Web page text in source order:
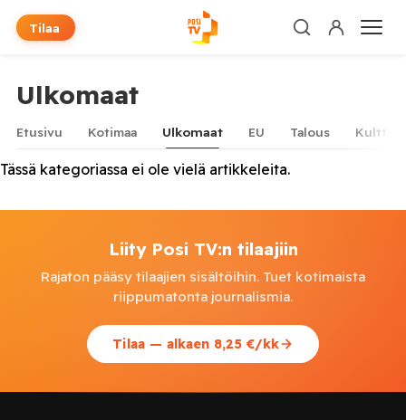
Tilaa
Ulkomaat
Etusivu Kotimaa Ulkomaat EU Talous
Tässä kategoriassa ei ole vielä artikkeleita.
Liity Posi TV:n tilaajiin
Rajaton pääsy tilaajien sisältöihin. Tuet kotimaista
riippumatonta journalismia.
Tilaa — alkaen 8,25 €/kk